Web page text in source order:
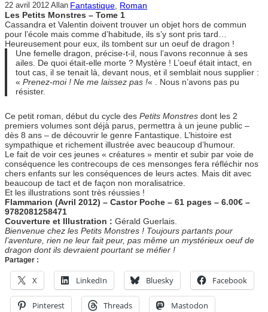
22 avril 2012 Allan Fantastique, Roman
Les Petits Monstres – Tome 1
Cassandra et Valentin doivent trouver un objet hors de commun
pour l’école mais comme d’habitude, ils s’y sont pris tard…
Heureusement pour eux, ils tombent sur un oeuf de dragon !
Une femelle dragon, précise-t-il, nous l’avons reconnue à ses
ailes. De quoi était-elle morte ? Mystère ! L’oeuf était intact, en
tout cas, il se tenait là, devant nous, et il semblait nous supplier :
« Prenez-moi ! Ne me laissez pas !« . Nous n’avons pas pu
résister.
Ce petit roman, début du cycle des Petits Monstres dont les 2
premiers volumes sont déjà parus, permettra à un jeune public –
dès 8 ans – de découvrir le genre Fantastique. L’histoire est
sympathique et richement illustrée avec beaucoup d’humour.
Le fait de voir ces jeunes « créatures » mentir et subir par voie de
conséquence les contrecoups de ces mensonges fera réfléchir nos
chers enfants sur les conséquences de leurs actes. Mais dit avec
beaucoup de tact et de façon non moralisatrice.
Et les illustrations sont très réussies !
Flammarion (Avril 2012) – Castor Poche – 61 pages – 6.00€ –
9782081258471
Couverture et Illustration : Gérald Guerlais.
Bienvenue chez les Petits Monstres ! Toujours partants pour
l’aventure, rien ne leur fait peur, pas même un mystérieux oeuf de
dragon dont ils devraient pourtant se méfier !
Partager :
X LinkedIn Bluesky Facebook
Pinterest Threads Mastodon